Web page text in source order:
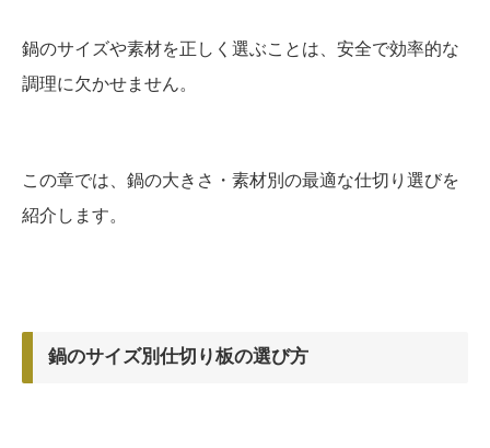
鍋のサイズや素材を正しく選ぶことは、安全で効率的な
調理に欠かせません。
この章では、鍋の大きさ・素材別の最適な仕切り選びを
紹介します。
鍋のサイズ別仕切り板の選び方